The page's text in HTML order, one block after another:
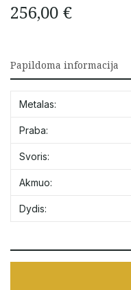
256,00 €
Papildoma informacija
Metalas:
Praba:
Svoris:
Akmuo:
Dydis: